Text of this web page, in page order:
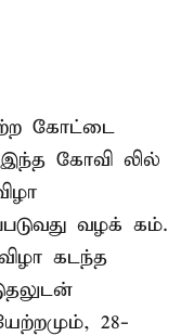
கோட்டை
கோவி லில்
வழக் கம்.
கடந்த
28-